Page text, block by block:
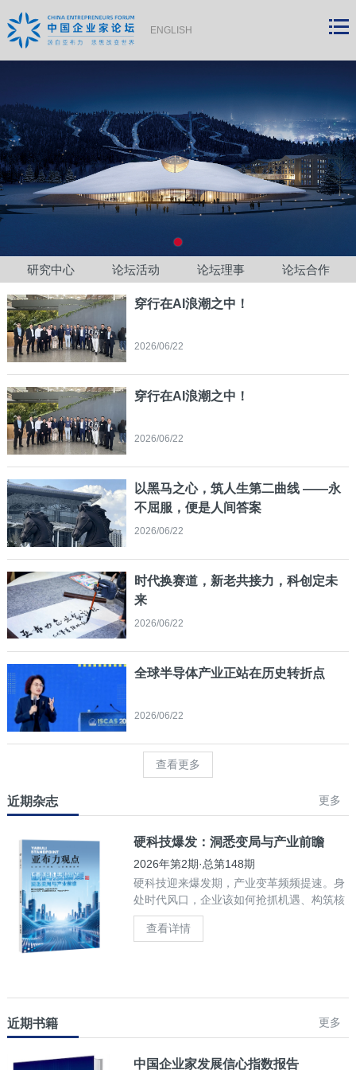
ENGLISH
研究中心 论坛活动 论坛理事 论坛合作
穿行在AI浪潮之中！
2026/06/22
穿行在AI浪潮之中！
2026/06/22
以黑马之心，筑人生第二曲线 ——永
不屈服，便是人间答案
2026/06/22
时代换赛道，新老共接力，科创定未
来
2026/06/22
全球半导体产业正站在历史转折点
2026/06/22
查看更多
近期杂志 更多
硬科技爆发：洞悉变局与产业前瞻
2026年第2期·总第148期
硬科技迎来爆发期，产业变革频频提速。身
处时代风口，企业该如何抢抓机遇、构筑核
心竞争力？
查看详情
近期书籍 更多
中国企业家发展信心指数报告